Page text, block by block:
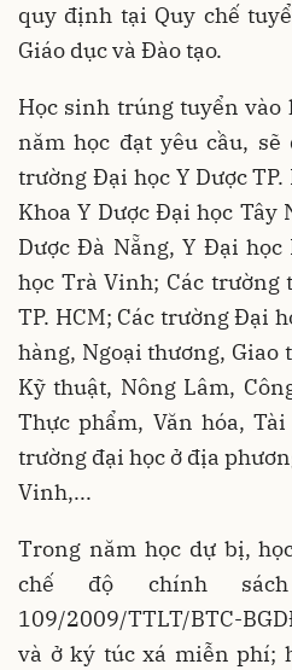
quy định tại Quy chế
Giáo dục và Đào tạo.
Học sinh trúng tuyển vào
năm học đạt yêu cầu, sẽ
trường Đại học Y Dược TP.
Khoa Y Dược Đại học Tây
Dược Đà Nẵng, Y Đại học
học Trà Vinh; Các trường
TP. HCM; Các trường Đại
hàng, Ngoại thương, Giao
Kỹ thuật, Nông Lâm,
Thực phẩm, Văn hóa,
trường đại học ở địa
Vinh,...
Trong năm học dự bị,
chế độ chính
109/2009/TTLT/BTC-
và ở ký túc xá miễn phí;